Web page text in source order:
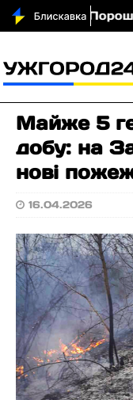
кіньми у
Майже 5
добу: на
нові
16.04.2026